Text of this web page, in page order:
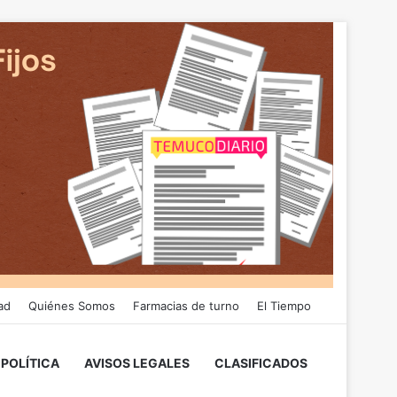
Quiénes Somos Farmacias de turno El Tiempo
POLÍTICA AVISOS LEGALES CLASIFICADOS